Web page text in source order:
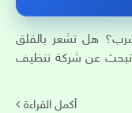
هل تشعر بالقلق
تبحث عن شركة تنظيف
أكمل القراءة